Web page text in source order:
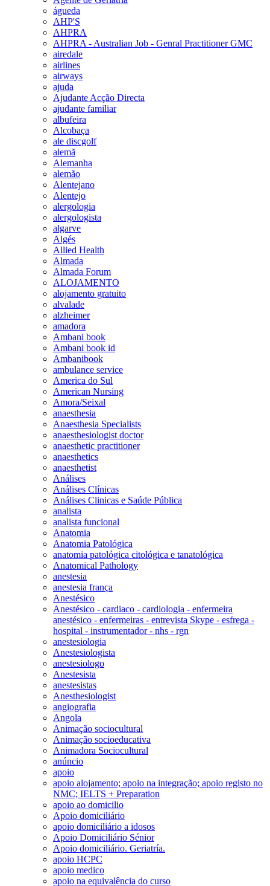
águeda
AHP'S
AHPRA
AHPRA - Australian Job - Genral Practitioner GMC
airedale
airlines
airways
ajuda
Ajudante Acção Directa
ajudante familiar
albufeira
Alcobaça
ale discgolf
alemã
Alemanha
alemão
Alentejano
Alentejo
alergologia
alergologista
algarve
Algés
Allied Health
Almada
Almada Forum
ALOJAMENTO
alojamento gratuito
alvalade
alzheimer
amadora
Ambani book
Ambani book id
Ambanibook
ambulance service
America do Sul
American Nursing
Amora/Seixal
anaesthesia
Anaesthesia Specialists
anaesthesiologist doctor
anaesthetic practitioner
anaesthetics
anaesthetist
Análises
Análises Clínicas
Análises Clinicas e Saúde Pública
analista
analista funcional
Anatomia
Anatomia Patológica
anatomia patológica citológica e tanatológica
Anatomical Pathology
anestesia
anestesia frança
Anestésico
Anestésico - cardiaco - cardiologia - enfermeira
anestésico - enfermeiras - entrevista Skype - esfrega -
hospital - instrumentador - nhs - rgn
anestesiologia
Anestesiologista
anestesiologo
Anestesista
anestesistas
Anesthesiologist
angiografia
Angola
Animação sociocultural
Animação socioeducativa
Animadora Sociocultural
anúncio
apoio
apoio alojamento; apoio na integração; apoio registo no
NMC; IELTS + Preparation
apoio ao domicilio
Apoio domiciliário
apoio domiciliário a idosos
Apoio Domiciliário Sénior
Apoio domiciliário. Geriatría.
apoio HCPC
apoio medico
apoio na equivalência do curso